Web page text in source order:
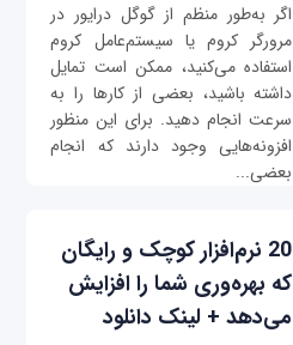
اگر به‌طور منظم از گوگل درایور در
مرورگر کروم یا سیستم‌عامل کروم
استفاده می‌کنید، ممکن است تمایل
داشته باشید، بعضی از کارها را به
سرعت انجام دهید. برای این منظور
افزونه‌هایی وجود دارند که انجام
بعضی...
20 نرم‌افزار کوچک و رایگان
که بهره‌وری شما را افزایش
می‌دهد + لینک دانلود